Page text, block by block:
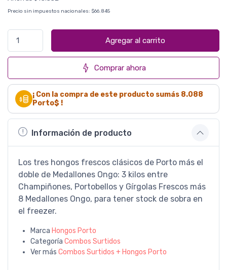
Precio sin impuestos nacionales: $66.845
Agregar al carrito
Comprar ahora
¡ Con la compra de este producto sumás 8.088
Porto$ !
Información de producto
Los tres hongos frescos clásicos de Porto más el
doble de Medallones Ongo: 3 kilos entre
Champiñones, Portobellos y Gírgolas Frescos más
8 Medallones Ongo, para tener stock de sobra en
el freezer.
Marca Hongos Porto
Categoría Combos Surtidos
Ver más Combos Surtidos + Hongos Porto